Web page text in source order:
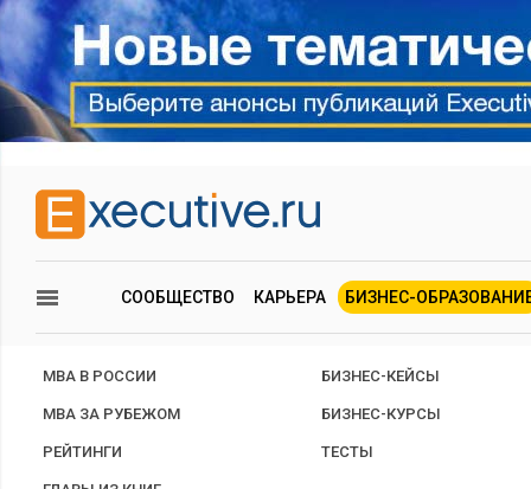
СООБЩЕСТВО КАРЬЕРА БИЗНЕС-
MBA В РОССИИ
MBA ЗА РУБЕЖОМ
РЕЙТИНГИ
БИЗНЕС-КЕЙСЫ
БИЗНЕС-КУРСЫ
ТЕСТЫ